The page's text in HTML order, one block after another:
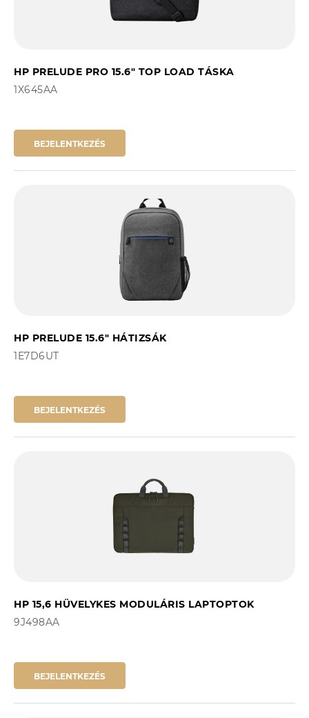
HP PRELUDE PRO 15.6" TOP LOAD TÁSKA
1X645AA
BEJELENTKEZÉS
HP PRELUDE 15.6" HÁTIZSÁK
1E7D6UT
BEJELENTKEZÉS
HP 15,6 HÜVELYKES MODULÁRIS LAPTOPTOK
9J498AA
BEJELENTKEZÉS